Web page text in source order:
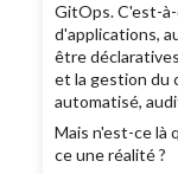
GitOps. C'est-
d'applications,
être
et la gestion du
automatisé,
Mais n'est-ce là
ce une réalité ?